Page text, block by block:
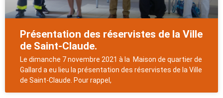
Présentation des réservistes de la Ville
de Saint-Claude.
Le dimanche 7 novembre 2021 à la Maison de quartier de
Gallard a eu lieu la présentation des réservistes de la Ville
de Saint-Claude. Pour rappel,